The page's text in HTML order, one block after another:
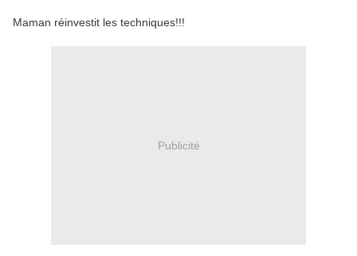
Maman réinvestit les techniques!!!
Publicité